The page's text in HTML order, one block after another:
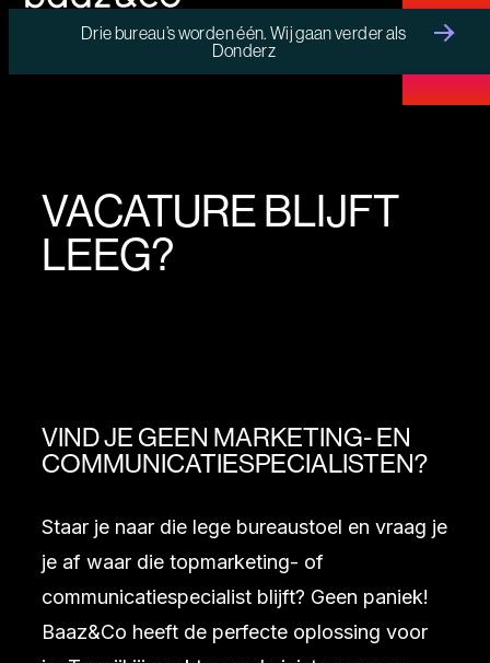
Drie bureau’s worden één. Wij gaan verder als
Donderz
VACATURE BLIJFT
LEEG?
VIND JE GEEN MARKETING- EN
COMMUNICATIESPECIALISTEN?
Staar je naar die lege bureaustoel en vraag je
je af waar die topmarketing- of
communicatiespecialist blijft? Geen paniek!
Baaz&Co heeft de perfecte oplossing voor